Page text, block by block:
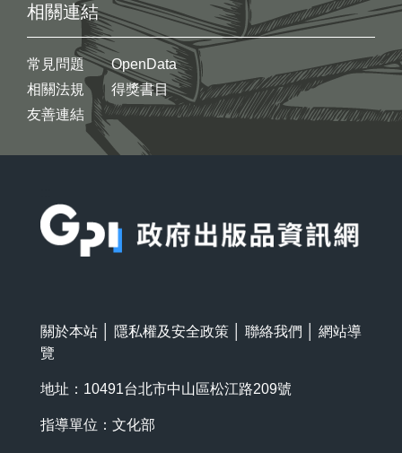
相關連結
常見問題
相關法規
友善連結
OpenData
得獎書目
關於本站 隱私權及安全政策 聯絡我們
網站導
覽
地址：10491台北市中山區松江路209號
指導單位：文化部